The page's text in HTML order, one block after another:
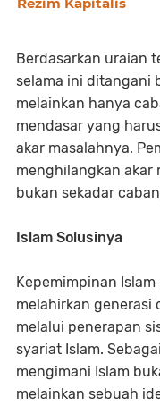
Berdasarkan uraian
selama ini ditangani
melainkan hanya
mendasar yang
akar masalahnya.
menghilangkan akar
bukan sekadar
Islam Solusinya
Kepemimpinan
melahirkan generasi
melalui penerapan
syariat Islam.
mengimani Islam
melainkan sebuah